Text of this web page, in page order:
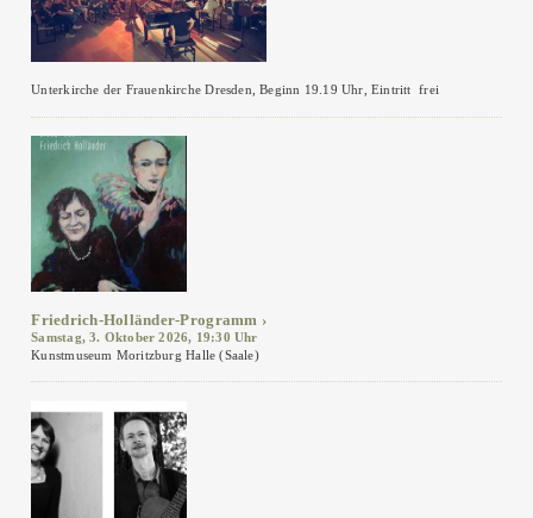
Unterkirche der Frauenkirche Dresden, Beginn 19.19 Uhr, Eintritt frei
Friedrich-Holländer-Programm
Samstag, 3. Oktober 2026, 19:30 Uhr
Kunstmuseum Moritzburg Halle (Saale)